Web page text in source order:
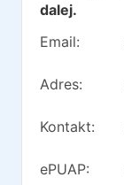
dalej.
Email:
Adres:
Kontakt:
ePUAP: